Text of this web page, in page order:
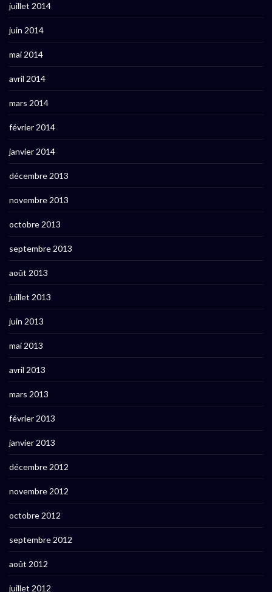
juillet 2014
juin 2014
mai 2014
avril 2014
mars 2014
février 2014
janvier 2014
décembre 2013
novembre 2013
octobre 2013
septembre 2013
août 2013
juillet 2013
juin 2013
mai 2013
avril 2013
mars 2013
février 2013
janvier 2013
décembre 2012
novembre 2012
octobre 2012
septembre 2012
août 2012
juillet 2012